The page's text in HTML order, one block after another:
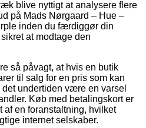
blive nyttigt at analysere flere
på Mads Nørgaard – Hue –
inden du færdiggør din
at modtage den
så påvagt, at hvis en butik
til salg for en pris som kan
undertiden være en varsel
Køb med betalingskort er
af en foranstaltning, hvilket
internet selskaber.